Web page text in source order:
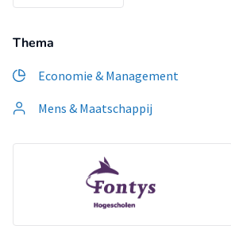
Thema
Economie & Management
Mens & Maatschappij